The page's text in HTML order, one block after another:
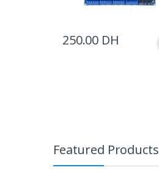
250.00 DH
Featured Products